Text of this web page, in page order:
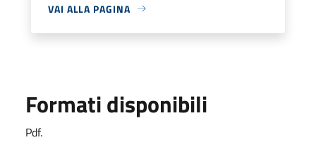
VAI ALLA PAGINA
Formati disponibili
Pdf.